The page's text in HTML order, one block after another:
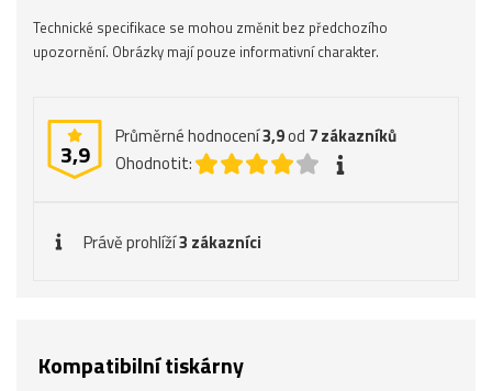
Technické specifikace se mohou změnit bez předchozího
upozornění. Obrázky mají pouze informativní charakter.
3,9
Průměrné hodnocení3,9od 7zákazníků
Ohodnotit:
Právě prohlíží3 zákazníci
Kompatibilní tiskárny